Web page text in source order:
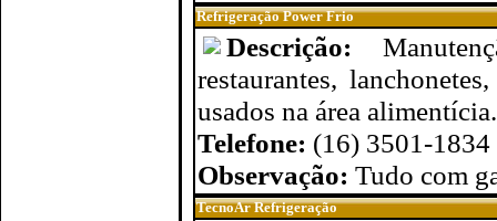
Refrigeração Power Frio
Descrição:
restaurantes,
usados na área alimentícia.
Telefone: (16) 3501-
Observação: Tudo com
TecnoAr Refrigeração